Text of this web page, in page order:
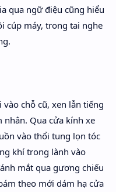
qua ngữ điệu cũng hiểu
cúp máy, trong tai nghe
chỗ cũ, xen lẫn tiếng
nhân. Qua cửa kính xe
vào thổi tung lọn tóc
khí trong lành vào
mắt qua gương chiếu
theo mới dám hạ cửa